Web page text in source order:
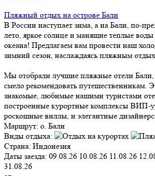
Пляжный отдых на острове Бали
В России наступает зима, а на Бали, по-
лето, яркое солнце и манящие теплые
океана! Предлагаем вам провести наш
зимний сезон, наслаждаясь пляжным
Мы отобрали лучшие пляжные отели
смело рекомендовать путешественникам.
знакомые, любимые нашими туристами
построенные курортные комплексы ВИП-
роскошные виллы, и элегантные
Маршрут: о. Бали
Виды отдыха:
Страна: Индонезия
Даты заезда: 09.08.26 10.08.26 11.08.26
31.08.26